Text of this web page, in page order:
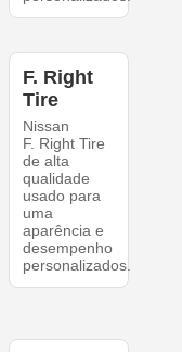
F. Right
Tire
Nissan
F. Right Tire
de alta
qualidade
usado para
uma
aparência e
desempenho
personalizados.